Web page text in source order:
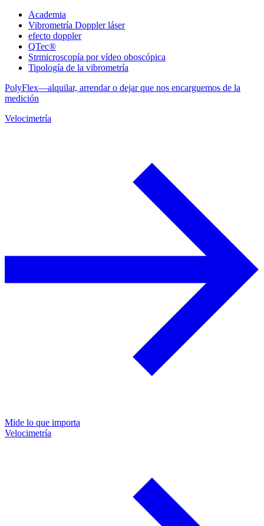
Academia
Vibrometría Doppler láser
efecto doppler
QTec®
Strmicroscopía por vídeo oboscópica
Tipología de la vibrometría
PolyFlex—alquilar, arrendar o dejar que nos encarguemos de la
medición
Velocimetría
Mide lo que importa
Velocimetría